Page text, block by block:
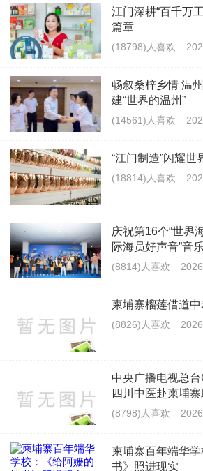
江门深耕“百千万
篇章
(18798)人喜欢
畅叙桑梓乡情 温
建“世界的温州”
(14561)人喜欢
“江门制造”闪耀世
(18814)人喜欢
庆祝第16个“世界
际海员好声音”音
(8814)人喜欢
柬埔寨榴莲借道
(8826)人喜欢
中央广播电视总
四川中医赴柬埔
(8798)人喜欢
柬埔寨百年端华
书》照进现实